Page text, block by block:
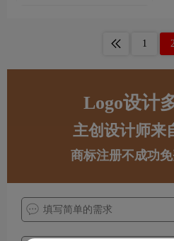
1 2
Logo设计
主创设计师来
商标注册不成功